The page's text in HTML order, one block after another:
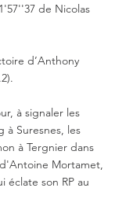
de Nicolas
d’Anthony
à signaler les
à Suresnes, les
à Tergnier dans
Mortamet,
éclate son RP au